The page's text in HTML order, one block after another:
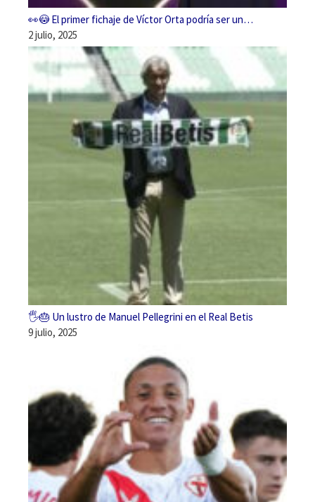
👀😳 El primer fichaje de Víctor Orta podría ser un…
2 julio, 2025
🖐️🎂 Un lustro de Manuel Pellegrini en el Real Betis
9 julio, 2025